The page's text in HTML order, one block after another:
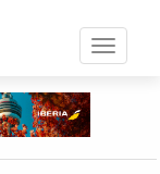
Toggle